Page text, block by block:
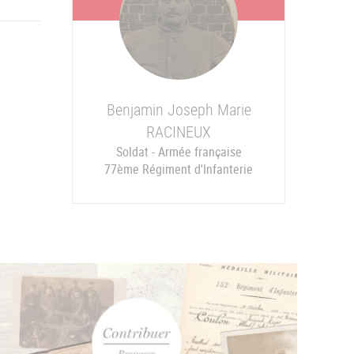
Benjamin Joseph Marie
RACINEUX
Soldat - Armée française
77ème Régiment d'Infanterie